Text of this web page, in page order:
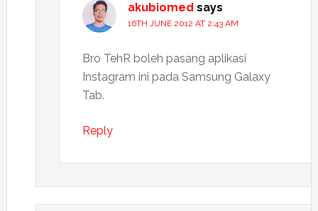
akubiomed says
16TH JUNE 2012 AT 2:43 AM
Bro TehR boleh pasang aplikasi
Instagram ini pada Samsung Galaxy
Tab.
Reply